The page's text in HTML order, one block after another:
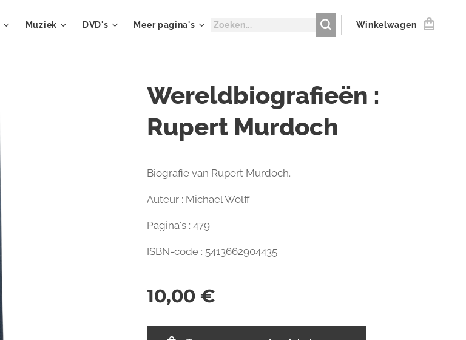
Muziek DVD's Meer pagina's Winkelwagen
Wereldbiografieën :
Rupert Murdoch
Biografie van Rupert Murdoch.
Auteur : Michael Wolff
Pagina's : 479
ISBN-code : 5413662904435
10,00 €